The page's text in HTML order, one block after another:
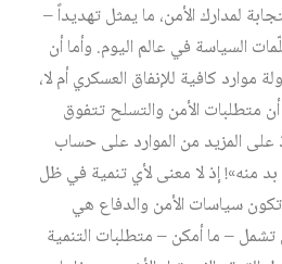
لمدارك الأمن، ما يمثل تهديداً –
السياسة في عالم اليوم. وأما أن
موارد كافية للإنفاق العسكري أم لا،
الأمن والتسلح تتفوق
المزيد من الموارد على حساب
لا بد منه»! إذ لا معنى لأي تنمية في ظل
سياسات الأمن والدفاع هي
تشمل – ما أمكن – متطلبات التنمية